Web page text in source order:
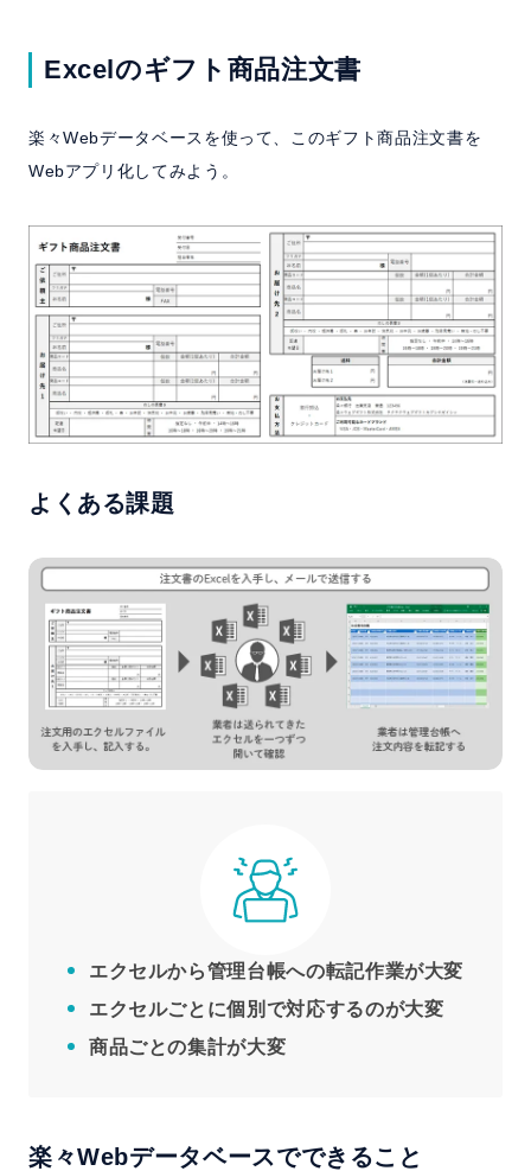
Excelのギフト商品注文書
楽々Webデータベースを使って、このギフト商品注文書を
Webアプリ化してみよう。
よくある課題
エクセルから管理台帳への転記作業が大変
エクセルごとに個別で対応するのが大変
商品ごとの集計が大変
楽々Webデータベースでできること